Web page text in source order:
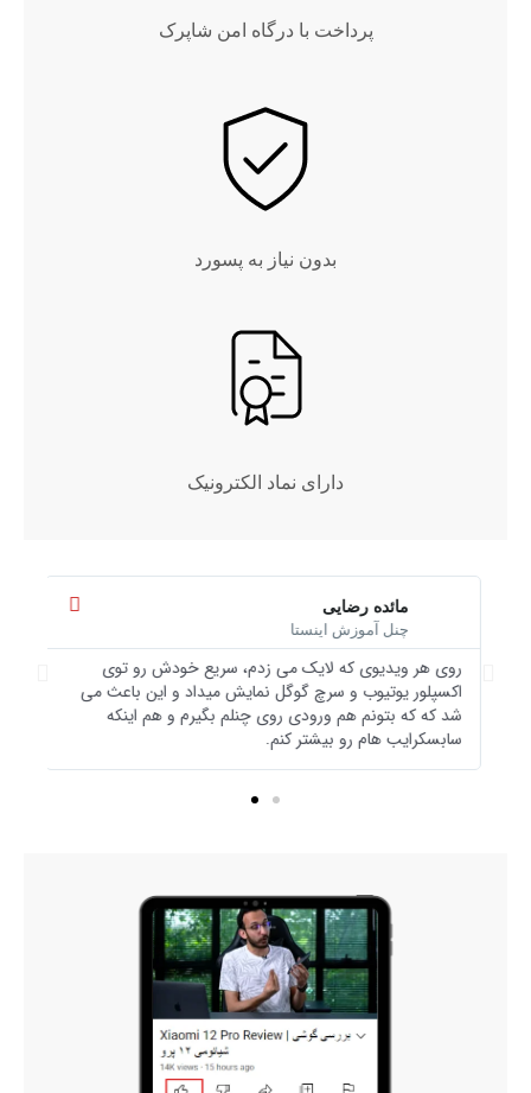
پرداخت با درگاه امن شاپرک
بدون نیاز به پسورد
دارای نماد الکترونیک
بیشتر
مائده رضایی
چنل آموزش اینستا
بخوانید
روی هر ویدیوی که لایک می زدم، سریع خودش رو توی
اکسپلور یوتیوب و سرچ گوگل نمایش میداد و این باعث می
شد که که بتونم هم ورودی روی چنلم بگیرم و هم اینکه
سابسکرایب هام رو بیشتر کنم.
قبل